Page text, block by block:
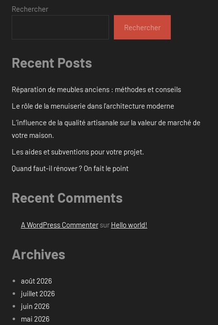
Rechercher
Rechercher
Recent Posts
Réparation de meubles anciens : méthodes et conseils
Le rôle de la menuiserie dans l’architecture moderne
L’influence de la qualité artisanale sur la valeur de marché de
votre maison.
Les aides et subventions pour votre projet.
Quand faut-il rénover ? On fait le point
Recent Comments
A WordPress Commentersur Hello world!
Archives
août 2026
juillet 2026
juin 2026
mai 2026